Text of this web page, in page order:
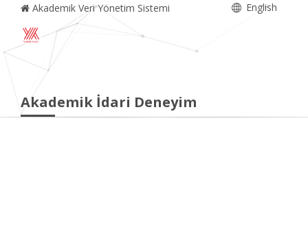
Akademik Veri Yönetim Sistemi English
Akademik İdari Deneyim